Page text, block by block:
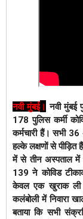
नवी मुंबई । नवी मुंबई
178 पुलिस कर्मी
कर्मचारी हैं। सभी
हल्के लक्षणों से पीड़ित
में से तीन अस्पताल में
139 ने कोविड
केवल एक खुराक ली
कलंबोली में निवारा
बताया कि सभी